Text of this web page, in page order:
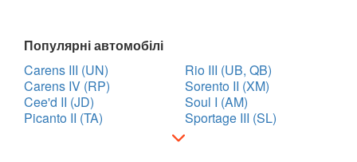
Популярні автомобілі
Carens III (UN)
Carens IV (RP)
Cee'd II (JD)
Picanto II (TA)
Rio III (UB, QB)
Sorento II (XM)
Soul I (AM)
Sportage III (SL)